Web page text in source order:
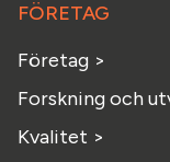
FÖRETAG
Företag >
Forskning och
Kvalitet >